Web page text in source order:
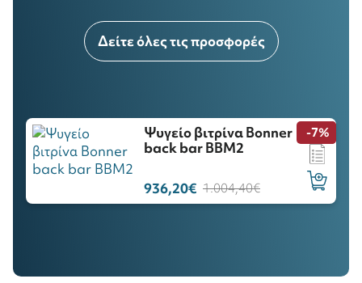
Δείτε όλες τις προσφορές
-7%
Ψυγείο βιτρίνα Bonner
back bar BBM2
1.004,40€
936,20€